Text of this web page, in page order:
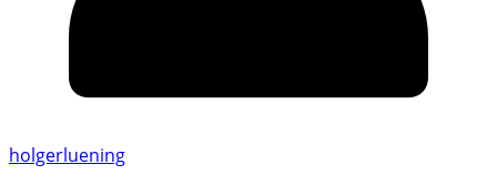
holgerluening